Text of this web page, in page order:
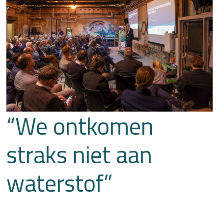
“We ontkomen
straks niet aan
waterstof”